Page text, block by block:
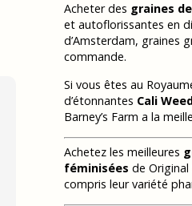
Acheter des graines
et autoflorissantes en
d’Amsterdam, graines
commande.
Si vous êtes au
d’étonnantes Cali
Barney’s Farm a la
Achetez les meilleures
féminisées de Original
compris leur variété